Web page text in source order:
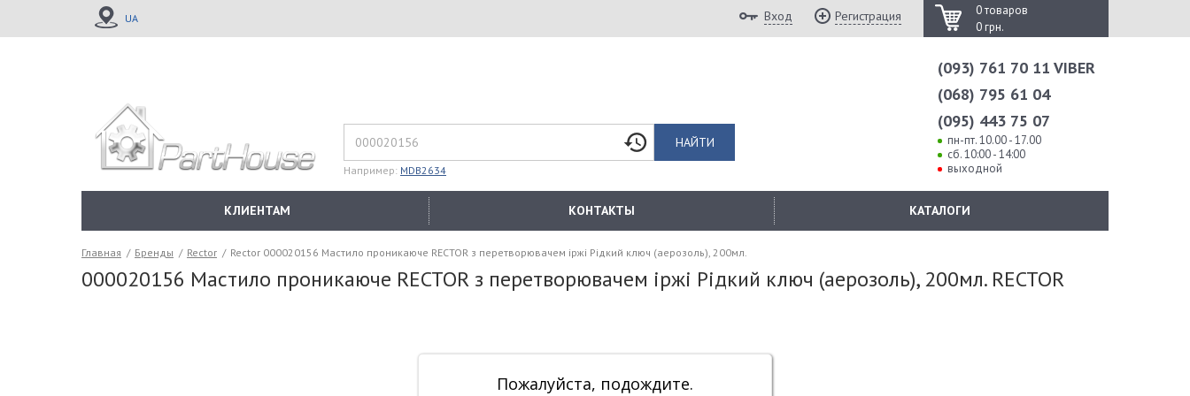
UA
0 товаров
0 грн.
Вход Регистрация
НАЙТИ
Например: MDB2634
(093) 761 70 11 VIBER
(068) 795 61 04
(095) 443 75 07
пн-пт. 10.00 - 17.00
сб. 10:00 - 14:00
выходной
КЛИЕНТАМ КОНТАКТЫ КАТАЛОГИ
Главная / Бренды / Rector / Rector 000020156 Мастило проникаюче RECTOR з перетворювачем іржі Рідкий ключ (аерозоль), 200мл.
000020156 Мастило проникаюче RECTOR з перетворювачем іржі Рідкий ключ (аерозоль), 200мл. RECTOR
Пожалуйста, подождите.